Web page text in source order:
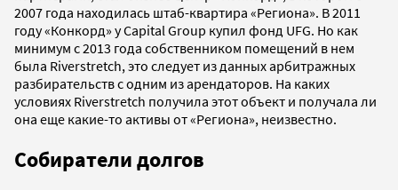
2007 года находилась штаб-квартира «Региона». В 2011
году «Конкорд» у Capital Group купил фонд UFG. Но как
минимум с 2013 года собственником помещений в нем
была Riverstretch, это следует из данных арбитражных
разбирательств с одним из арендаторов. На каких
условиях Riverstretch получила этот объект и получала ли
она еще какие-то активы от «Региона», неизвестно.
Собиратели долгов